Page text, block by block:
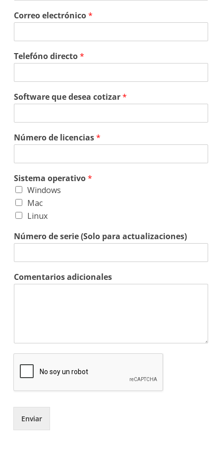
Correo electrónico*
Telefóno directo*
Software que desea cotizar*
Número de licencias*
Sistema operativo*
Windows
Mac
Linux
Número de serie (Solo para actualizaciones)
Comentarios adicionales
Enviar